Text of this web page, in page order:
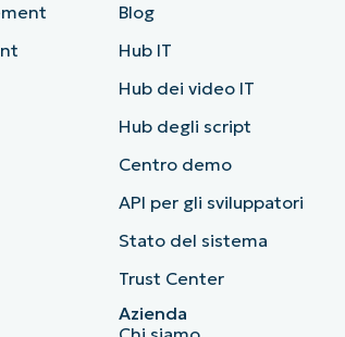
Blog
Hub IT
Hub dei video IT
Hub degli script
Centro demo
API per gli sviluppatori
Stato del sistema
Trust Center
Azienda